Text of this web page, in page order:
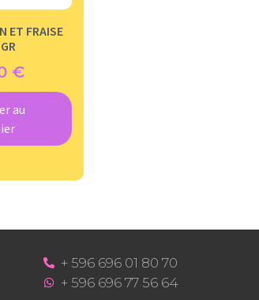
ET FRAISE
€
au
+ 596 696 01 80 70
+ 596 696 77 56 64